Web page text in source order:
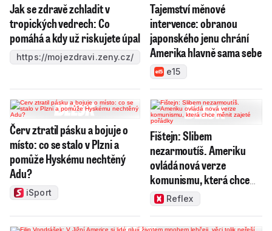
Jak se zdravě zchladit v
tropických vedrech: Co
pomáhá a kdy už riskujete úpal
https://mojezdravi.zeny.cz/
Tajemství měnové
intervence: obranou
japonského jenu chrání
Amerika hlavně sama sebe
e15
Červ ztratil pásku a bojuje o
místo: co se stalo v Plzni a
pomůže Hyskému nechtěný
Adu?
iSport
Fištejn: Slibem
nezarmoutíš. Ameriku
ovládá nová verze
komunismu, která chce
měnit zajeté pořádky
Reflex